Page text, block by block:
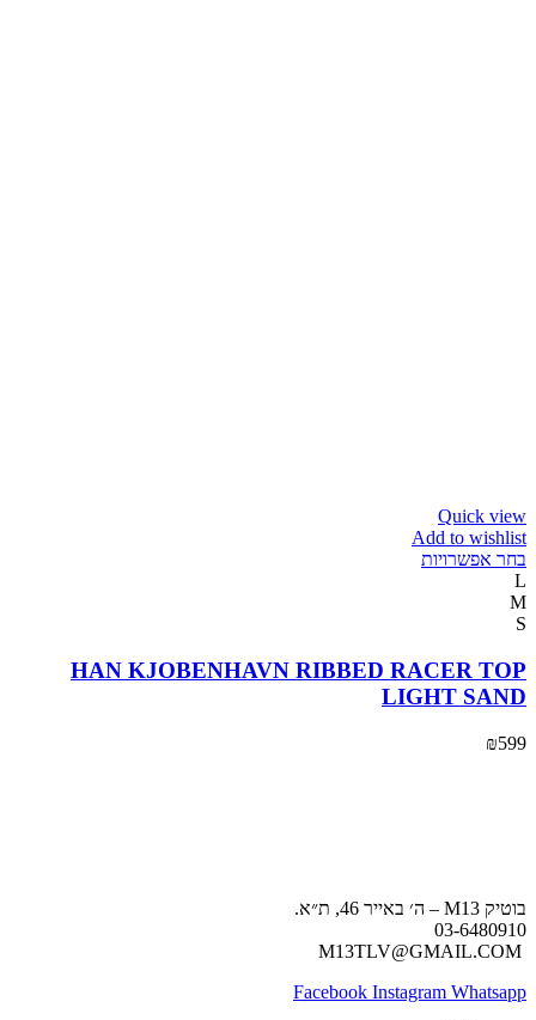
Quick view
Add to wishlist
בחר אפשרויות
L
M
S
HAN KJOBENHAVN RIBBED RACER TOP
LIGHT SAND
₪599
בוטיק M13 – ה׳ באייר 46, ת״א.
03-6480910
Facebook Instagram Whatsapp